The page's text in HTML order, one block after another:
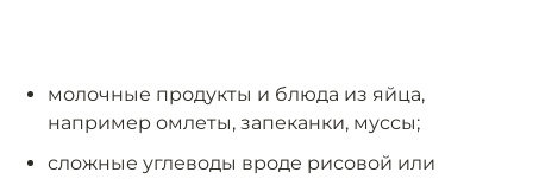
молочные продукты и блюда из яйца,
например омлеты, запеканки, муссы;
сложные углеводы вроде рисовой или